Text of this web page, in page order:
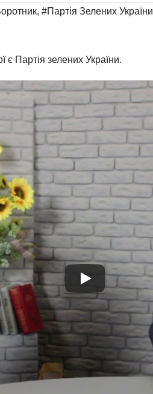
, #Партія Зелених України
Партія зелених України.